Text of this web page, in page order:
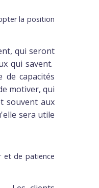
la position
qui seront
qui savent.
capacités
motiver, qui
souvent aux
sera utile
et de patience